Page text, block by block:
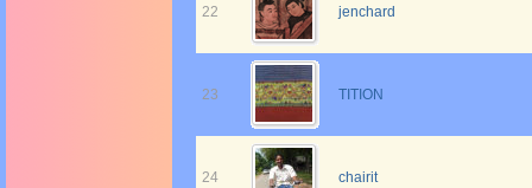
22 jenchard
23 TITION
24 chairit